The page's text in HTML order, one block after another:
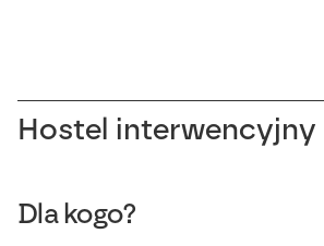
Hostel interwencyjny
Dla kogo?